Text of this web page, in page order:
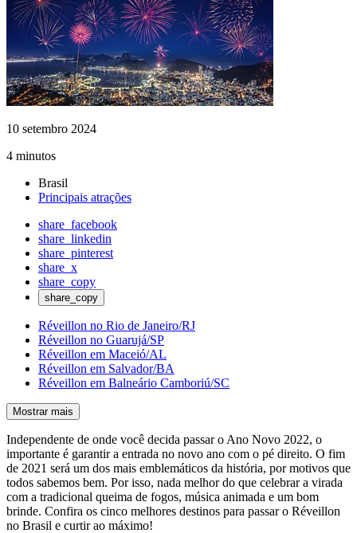
10 setembro 2024
4 minutos
Brasil
Principais atrações
share_facebook
share_linkedin
share_pinterest
share_x
share_copy
share_copy
Réveillon no Rio de Janeiro/RJ
Réveillon no Guarujá/SP
Réveillon em Maceió/AL
Réveillon em Salvador/BA
Réveillon em Balneário Camboriú/SC
Mostrar mais
Independente de onde você decida passar o Ano Novo 2022, o
importante é garantir a entrada no novo ano com o pé direito. O fim
de 2021 será um dos mais emblemáticos da história, por motivos que
todos sabemos bem. Por isso, nada melhor do que celebrar a virada
com a tradicional queima de fogos, música animada e um bom
brinde. Confira os cinco melhores destinos para passar o Réveillon
no Brasil e curtir ao máximo!